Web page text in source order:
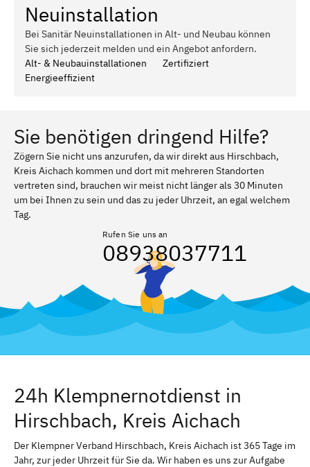
Neuinstallation
Bei Sanitär Neuinstallationen in Alt- und Neubau können
Sie sich jederzeit melden und ein Angebot anfordern.
Alt- & Neubauinstallationen
Zertifiziert
Energieeffizient
Sie benötigen dringend Hilfe?
Zögern Sie nicht uns anzurufen, da wir direkt aus Hirschbach,
Kreis Aichach kommen und dort mit mehreren Standorten
vertreten sind, brauchen wir meist nicht länger als 30 Minuten
um bei Ihnen zu sein und das zu jeder Uhrzeit, an egal welchem
Tag.
Rufen Sie uns an
08938037711
24h Klempnernotdienst in
Hirschbach, Kreis Aichach
Der Klempner Verband Hirschbach, Kreis Aichach ist 365 Tage im
Jahr, zur jeder Uhrzeit für Sie da. Wir haben es uns zur Aufgabe